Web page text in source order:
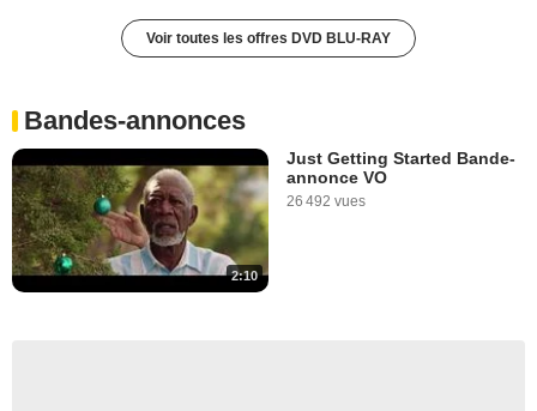
Voir toutes les offres DVD BLU-RAY
Bandes-annonces
2:10
Just Getting Started Bande-
annonce VO
26 492 vues